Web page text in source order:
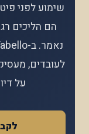
שימוע לפני
הם הליכים
לעובדים,
על